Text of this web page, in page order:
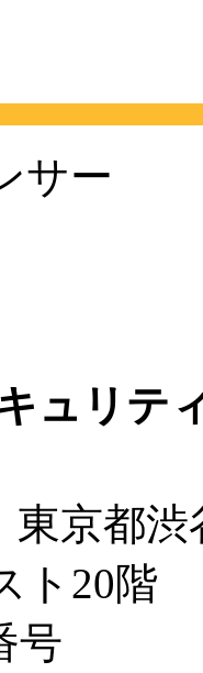
サー
ュリテ
京都
ト20階
号